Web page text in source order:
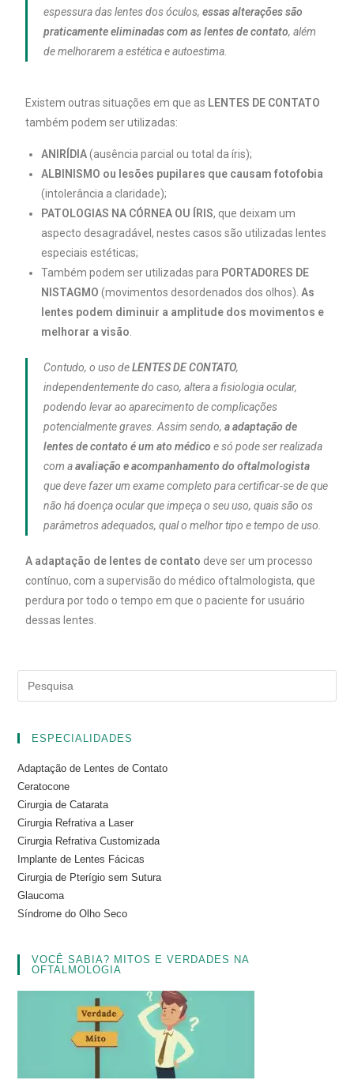
espessura das lentes dos óculos,essas alterações são
praticamente eliminadas com as lentes de contato, além
de melhorarem a estética e autoestima.
Existem outras situações em que as LENTES DE CONTATO
também podem ser utilizadas:
ANIRÍDIA(ausência parcial ou total da íris);
ALBINISMO ou lesões pupilares que causam fotofobia
(intolerância a claridade);
PATOLOGIAS NA CÓRNEA OU ÍRIS, que deixam um
aspecto desagradável, nestes casos são utilizadas lentes
especiais estéticas;
Também podem ser utilizadas para PORTADORES DE
NISTAGMO (movimentos desordenados dos olhos).As
lentes podem diminuir a amplitude dos movimentos e
melhorar a visão
Contudo, o uso deLENTES DE CONTATO,
independentemente do caso, altera a fisiologia ocular,
podendo levar ao aparecimento de complicações
potencialmente graves. Assim sendo,a adaptação de
lentes de contato é um ato médicoe só pode ser realizada
com aavaliação e acompanhamento do oftalmologista
que deve fazer um exame completo para certificar-se de que
não há doença ocular que impeça o seu uso, quais são os
parâmetros adequados, qual o melhor tipo e tempo de uso.
A adaptação de lentes de contato deve ser um processo
contínuo, com a supervisão do médico oftalmologista, que
perdura por todo o tempo em que o paciente for usuário
dessas lentes.
ESPECIALIDADES
Adaptação de Lentes de Contato
Ceratocone
Cirurgia de Catarata
Cirurgia Refrativa a Laser
Cirurgia Refrativa Customizada
Implante de Lentes Fácicas
Cirurgia de Pterígio sem Sutura
Glaucoma
Síndrome do Olho Seco
VOCÊ SABIA? MITOS E VERDADES NA
OFTALMOLOGIA